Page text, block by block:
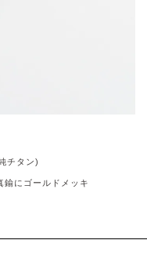
チタン)
鍮にゴールドメッキ